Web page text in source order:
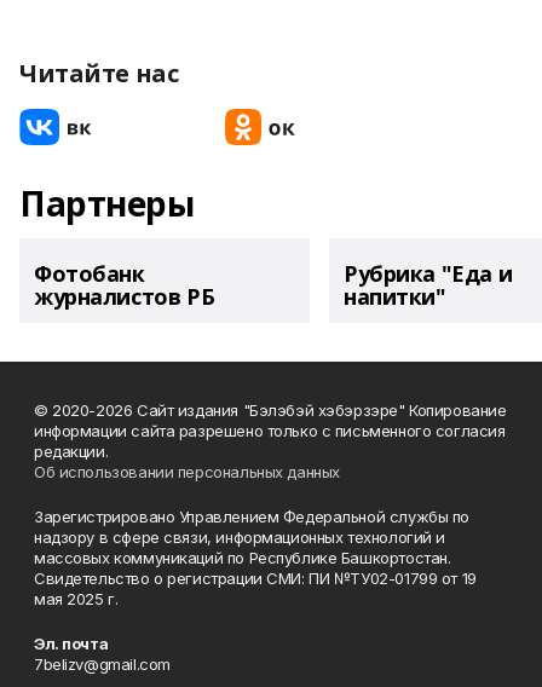
Читайте нас
Партнеры
Фотобанк
журналистов РБ
Рубрика "Еда и
напитки"
© 2020-2026 Сайт издания "Бэлэбэй хэбэрзэре" Копирование
информации сайта разрешено только с письменного согласия
редакции.
Об использовании персональных данных
Зарегистрировано Управлением Федеральной службы по
надзору в сфере связи, информационных технологий и
массовых коммуникаций по Республике Башкортостан.
Свидетельство о регистрации СМИ: ПИ №ТУ02-01799 от 19
мая 2025 г.
Эл. почта
7belizv@gmail.com